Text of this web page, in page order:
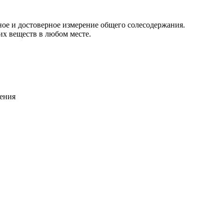
и достоверное измерение общего солесодержания.
веществ в любом месте.